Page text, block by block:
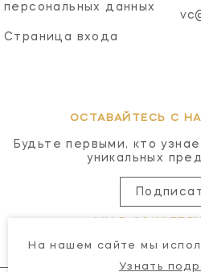
персональных данных
Страница входа
ОСТАВАЙТЕСЬ С
Будьте первыми, кто
уникальных
На нашем сайте мы
Узнать